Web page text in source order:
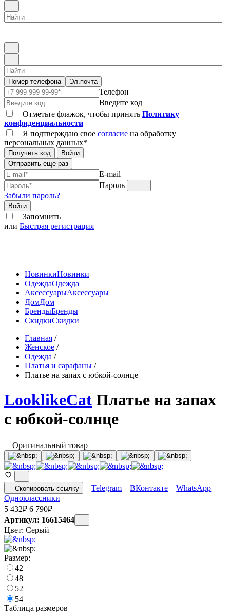
Номер телефона Эл.почта
Телефон
Введите код
Отметьте флажок, чтобы принять Политику
конфиденциальности
Я подтверждаю свое согласие на обработку
персональных данных*
Получить код
Войти
Отправить еще раз
E-mail
Пароль
Забыли пароль?
Войти
Запомнить
или Быстрая регистрация
НовинкиНовинки
ОдеждаОдежда
АксессуарыАксессуары
ДомДом
БрендыБренды
СкидкиСкидки
Главная /
Женское /
Одежда /
Платья и сарафаны /
Платье на запах с юбкой-солнце
LooklikeCat Платье на запах
с юбкой-солнце
Оригинальный товар
Скопировать ссылку Telegram ВКонтакте
WhatsApp
Одноклассники
5 432₽ 6 790₽
Артикул: 16615464
Цвет: Серый
Размер:
42
48
52
54
Таблица размеров